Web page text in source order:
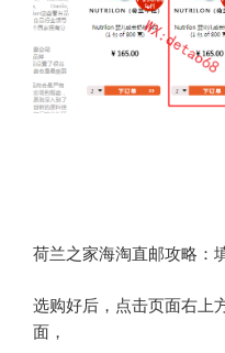
荷兰之家海淘直邮攻略：
选购好后，点击页面右上
面，